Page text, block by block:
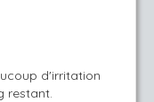
d'irritation
restant.